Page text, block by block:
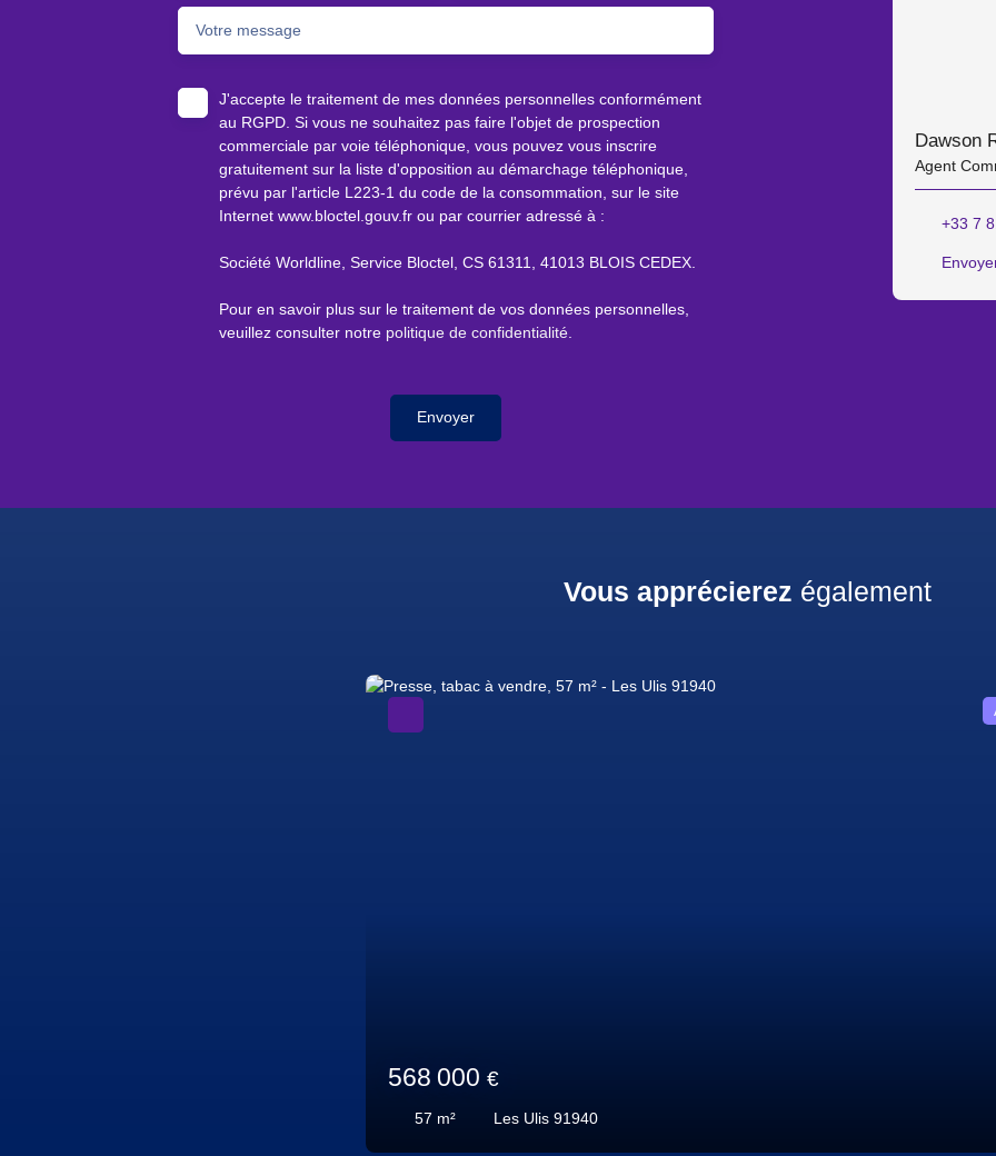
Votre message
J'accepte le traitement de mes données personnelles conformément
au RGPD. Si vous ne souhaitez pas faire l'objet de prospection
commerciale par voie téléphonique, vous pouvez vous inscrire
gratuitement sur la liste d'opposition au démarchage téléphonique,
prévu par l'article L223-1 du code de la consommation, sur le site
Internet www.bloctel.gouv.fr ou par courrier adressé à :
Société Worldline, Service Bloctel, CS 61311, 41013 BLOIS CEDEX.
Pour en savoir plus sur le traitement de vos données personnelles,
veuillez consulter notre politique de confidentialité
Envoyer
Dawson
Agent
+33 7
Vous apprécierez également
44 000€
70m² Massy 91300